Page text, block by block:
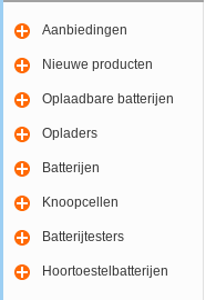
Aanbiedingen
Nieuwe producten
Oplaadbare batterijen
Opladers
Batterijen
Knoopcellen
Batterijtesters
Hoortoestelbatterijen